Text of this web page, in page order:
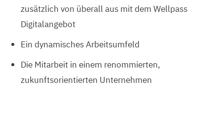
zusätzlich von überall aus mit dem Wellpass
Digitalangebot
Ein dynamisches Arbeitsumfeld
Die Mitarbeit in einem renommierten,
zukunftsorientierten Unternehmen